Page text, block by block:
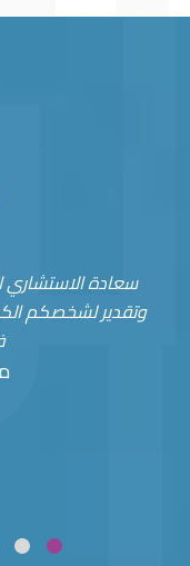
سعادة
وتقدير لشخصكم